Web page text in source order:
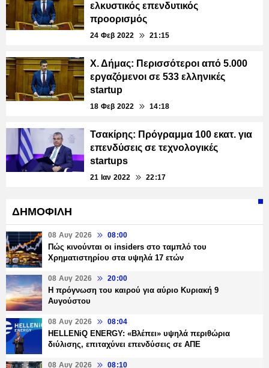
ελκυστικός επενδυτικός
προορισμός
24 Φεβ 2022 21:15
Χ. Δήμας: Περισσότεροι από 5.000
εργαζόμενοι σε 533 ελληνικές
startup
18 Φεβ 2022 14:18
Τσακίρης: Πρόγραμμα 100 εκατ. για
επενδύσεις σε τεχνολογικές
startups
21 Ιαν 2022 22:17
ΔΗΜΟΦΙΛΗ
08 Αυγ 2026 08:00
Πώς κινούνται οι insiders στο ταμπλό του
Χρηματιστηρίου στα υψηλά 17 ετών
08 Αυγ 2026 20:00
Η πρόγνωση του καιρού για αύριο Κυριακή 9
Αυγούστου
08 Αυγ 2026 08:04
HELLENiQ ENERGY: «Βλέπει» υψηλά περιθώρια
διύλισης, επιταχύνει επενδύσεις σε ΑΠΕ
08 Αυγ 2026 08:10